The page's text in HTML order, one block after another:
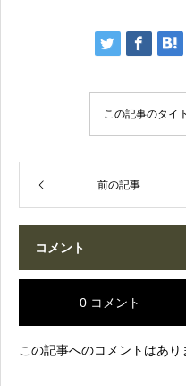
この記事のタイ
前の記事
コメント
0 コメント
この記事へのコメントはあり